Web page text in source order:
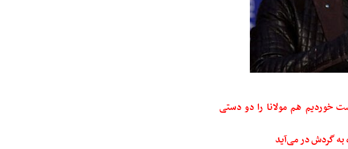
خوردیم هم مولانا را دو دستی
به گردش در می‌آید